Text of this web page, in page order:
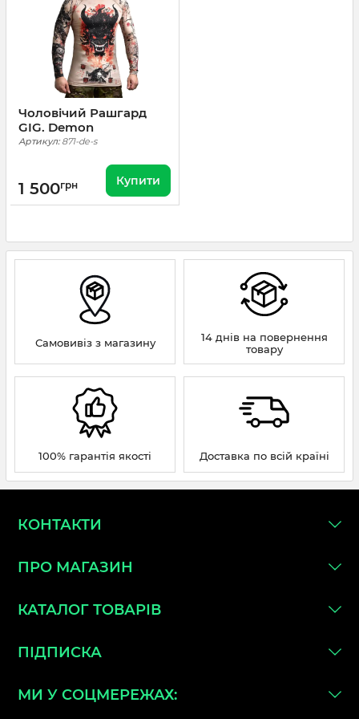
Чоловічий Рашгард
GIG. Demon
Артикул:871-de-s
1 500грн Купити
Самовивіз з магазину
14 днів на повернення
товару
100% гарантія якості Доставка по всій країні
КОНТАКТИ
ПРО МАГАЗИН
КАТАЛОГ ТОВАРІВ
ПІДПИСКА
МИ У СОЦМЕРЕЖАХ: